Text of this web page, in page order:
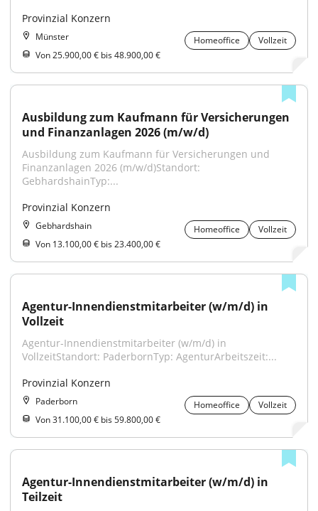
Provinzial Konzern
Münster Homeoffice
Vollzeit
Von 25.900,00 € bis 48.900,00 €
Ausbildung zum Kaufmann für Versicherungen
und Finanzanlagen 2026 (m/w/d)
Ausbildung zum Kaufmann für Versicherungen und
Finanzanlagen 2026 (m/w/d)Standort:
GebhardshainTyp:...
Provinzial Konzern
Gebhardshain Homeoffice
Vollzeit
Von 13.100,00 € bis 23.400,00 €
Agentur-Innendienstmitarbeiter (w/m/d) in
Vollzeit
Agentur-Innendienstmitarbeiter (w/m/d) in
VollzeitStandort: PaderbornTyp: AgenturArbeitszeit:...
Provinzial Konzern
Paderborn Homeoffice
Vollzeit
Von 31.100,00 € bis 59.800,00 €
Agentur-Innendienstmitarbeiter (w/m/d) in
Teilzeit